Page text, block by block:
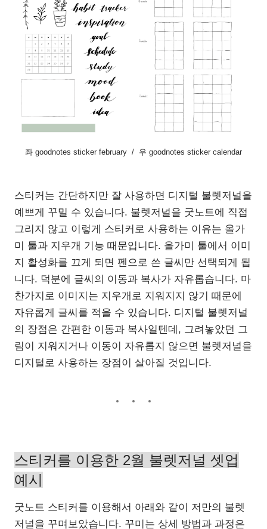
좌 goodnotes sticker february / 우 goodnotes sticker calendar
스티커는 간단하지만 잘 사용하면 디지털 불렛저널을
예쁘게 꾸밀 수 있습니다. 불렛저널을 굿노트에 직접
그리지 않고 이렇게 스티커로 사용하는 이유는 올가
미 툴과 지우개 기능 때문입니다. 올가미 툴에서 이미
지 활성화를 끄게 되면 펜으로 쓴 글씨만 선택되게 됩
니다. 덕분에 글씨의 이동과 복사가 자유롭습니다. 마
찬가지로 이미지는 지우개로 지워지지 않기 때문에
자유롭게 글씨를 적을 수 있습니다. 디지털 불렛저널
의 장점은 간편한 이동과 복사일텐데, 그려놓았던 그
림이 지워지거나 이동이 자유롭지 않으면 불렛저널을
디지털로 사용하는 장점이 살아질 것입니다.
스티커를 이용한 2월 불렛저널 셋업
예시
굿노트 스티커를 이용해서 아래와 같이 저만의 불렛
저널을 꾸며보았습니다. 꾸미는 상세 방법과 과정은